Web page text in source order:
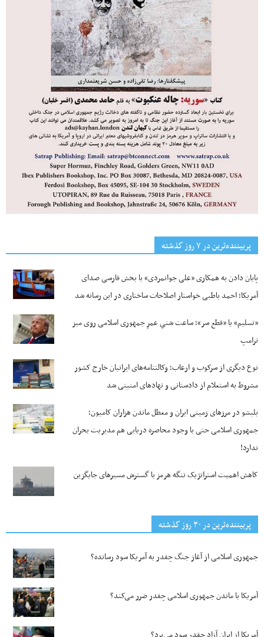
پربیننده‌ترین‌ در ۷ روز گذشته
پایان دادن به همکاری «علی جوانمردی» با بخش فارسی صدای
آمریکا؛ احمد باطبی خواستار اصلاحات ساختاری در این رسانه شد
«تسلیم» یا «قطع سر»؛ ساعت شنیِ عمرِ جمهوری اسلامی روی میز
ترامپ
نوع دیگری از سرکوب و ارعاب؛ وکالتنامه‌های ایرانیان خارج کشور
مشروط به استعلام از دادستانی و نهادهای امنیتی شد
بلبشو در مرزهای زمینی ایران و معطل ماندن هزاران کامیون؛
جمهوری اسلامی حتی با وجود محاصره دریایی هم مدیریت بحران
ندارد!
کاهش اهمیت استراتژیک تنگه‌ هرمز با گسترش مسیرهای جایگزین
پربیننده‌ترین‌ در ۳۰ روز گذشته
جمهوری اسلامی از آغاز جنگ چقدر به آمریکا سود رسانده؟
آمریکا با ماندن جمهوری اسلامی چقدر ضرر می‌کند؟